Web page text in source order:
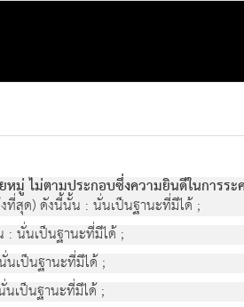
มู่ ไม่ตามประกอบซึ่งความยินดีในการร
ที่สุด) ดังนี้นั้น : นั่นเป็นฐานะที่มีได้ ;
: นั่นเป็นฐานะที่มีได้ ;
เป็นฐานะที่มีได้ ;
เป็นฐานะที่มีได้ ;